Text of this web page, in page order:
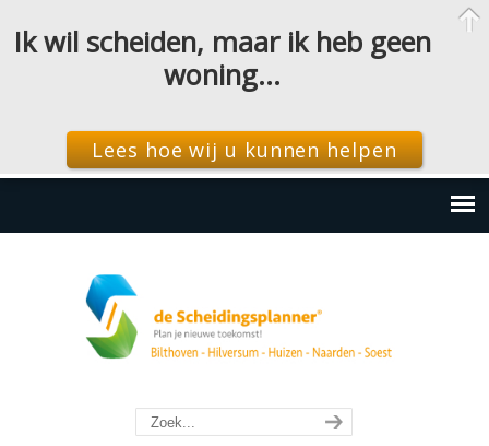
Ik wil scheiden, maar ik heb geen
woning…
Lees hoe wij u kunnen helpen